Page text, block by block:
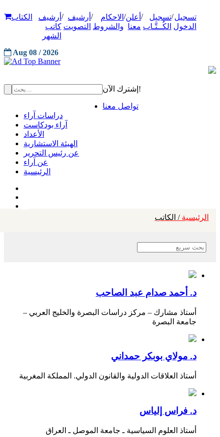
تسجيل
الدخول
/تسجيل
الكُــتَّـاب
/ أعلن
معنا
/ الاحكام
والشروط
/ أرشيف
التصويت
/ أرشيف
كاتب
الشهر
الكتاب
Aug 08 / 2026
إشترك الآن!
تواصل معنا
دراسات آراء
آراء بودكاست
الأعداد
الهيئة الاستشارية
عن رئيس التحرير
عن آراء
الرئيسية
الرئيسية / الكاتب
د. أحمد صدام عبد الصاحب
أستاذ مشارك – مركز دراسات البصرة والخليج العربي –
جامعة البصرة
د. مولاي بوبكر حمداني
أستاذ العلاقات الدولية والقانون الدولي. المملكة المغربية
د. فراس إلياس
أستاذ العلوم السياسية ـ جامعة الموصل ـ العراق